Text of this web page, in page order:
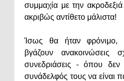
συμμαχία με την
ακριβώς αντίθετο μάλιστα!
Ίσως θα ήταν φρόνιμο,
βγάζουν ανακοινώσεις
συνεδριάσεις - όπου δεν
συνάδελφός τους να είναι